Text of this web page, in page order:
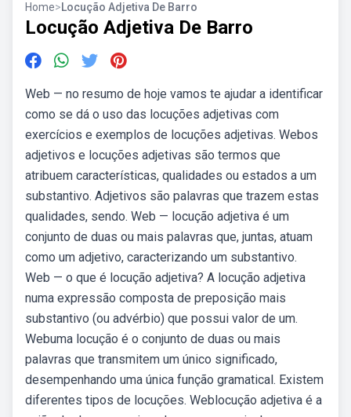
Home>Locução Adjetiva De Barro
Locução Adjetiva De Barro
Web — no resumo de hoje vamos te ajudar a identificar
como se dá o uso das locuções adjetivas com
exercícios e exemplos de locuções adjetivas. Webos
adjetivos e locuções adjetivas são termos que
atribuem características, qualidades ou estados a um
substantivo. Adjetivos são palavras que trazem estas
qualidades, sendo. Web — locução adjetiva é um
conjunto de duas ou mais palavras que, juntas, atuam
como um adjetivo, caracterizando um substantivo.
Web — o que é locução adjetiva? A locução adjetiva
numa expressão composta de preposição mais
substantivo (ou advérbio) que possui valor de um.
Webuma locução é o conjunto de duas ou mais
palavras que transmitem um único significado,
desempenhando uma única função gramatical. Existem
diferentes tipos de locuções. Weblocução adjetiva é a